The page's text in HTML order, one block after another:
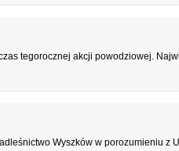
tegorocznej akcji powodziowej.
Wyszków w porozumieniu z